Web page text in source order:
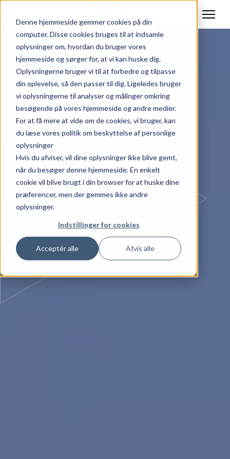
Denne hjemmeside gemmer cookies på din
computer. Disse cookies bruges til at indsamle
oplysninger om, hvordan du bruger vores
hjemmeside og sørger for, at vi kan huske dig.
Oplysningerne bruger vi til at forbedre og tilpasse
din oplevelse, så den passer til dig. Ligeledes bruger
vi oplysningerne til analyser og målinger omkring
besøgende på vores hjemmeside og andre medier.
For at få mere at vide om de cookies, vi bruger, kan
du læse vores politik om beskyttelse af personlige
oplysninger
Hvis du afviser, vil dine oplysninger ikke blive gemt,
når du besøger denne hjemmeside. En enkelt
cookie vil blive brugt i din browser for at huske dine
præferencer, men der gemmes ikke andre
oplysninger.
Indstillinger for cookies
Acceptér alle Afvis alle